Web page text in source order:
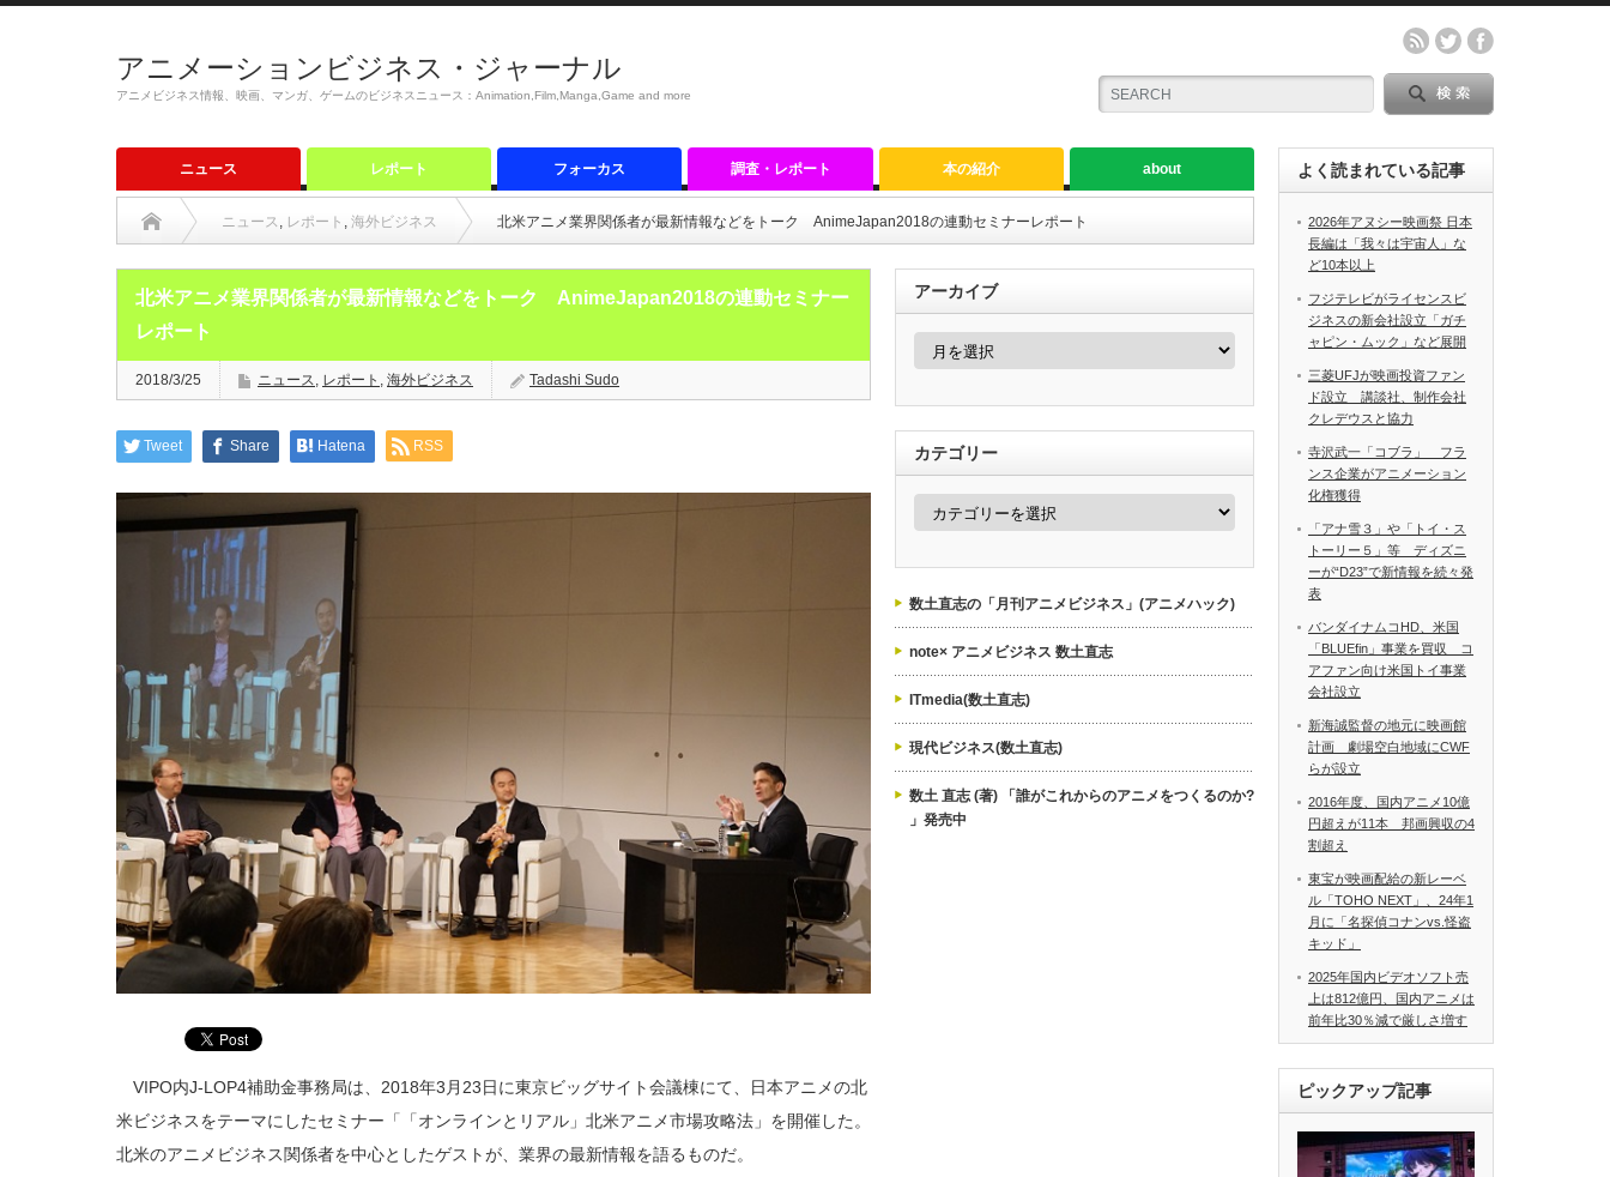
アニメーションビジネス・ジャーナル
アニメビジネス情報、映画、マンガ、ゲームのビジネスニュース：Animation,Film,Manga,Game and more
ニュース レポート フォーカス 調査・レポート 本の紹介 about
ニュース, レポート , 海外ビジネス 北米アニメ業界関係者が最新情報などをトーク AnimeJapan2018の連動セミナーレポート
北米アニメ業界関係者が最新情報などをトーク AnimeJapan2018の連動セミナー
レポート
2018/3/25 ニュース, レポート , 海外ビジネス Tadashi Sudo
Tweet Share Hatena RSS
VIPO内J-LOP4補助金事務局は、2018年3月23日に東京ビッグサイト会議棟にて、日本アニメの北
米ビジネスをテーマにしたセミナー「「オンラインとリアル」北米アニメ市場攻略法」を開催した。
北米のアニメビジネス関係者を中心としたゲストが、業界の最新情報を語るものだ。
アーカイブ
ア
ブ
カテゴリー
カ
ー
数土直志の「月刊アニメビジネス」(アニメハック)
note× アニメビジネス 数土直志
ITmedia(数土直志)
現代ビジネス(数土直志)
数土 直志 (著) 「誰がこれからのアニメをつくるのか?
」発売中
よく読まれている記事
2026年アヌシー映画祭 日本
長編は「我々は宇宙人」な
ど10本以上
フジテレビがライセンスビ
ジネスの新会社設立「ガチ
ャピン・ムック」など展開
三菱UFJが映画投資ファン
ド設立 講談社、制作会社
クレデウスと協力
寺沢武一「コブラ」 フラ
ンス企業がアニメーション
化権獲得
「アナ雪３」や「トイ・ス
トーリー５」等 ディズニ
ーが“D23”で新情報を続々発
表
バンダイナムコHD、米国
「BLUEfin」事業を買収 コ
アファン向け米国トイ事業
会社設立
新海誠監督の地元に映画館
計画 劇場空白地域にCWF
らが設立
2016年度、国内アニメ10億
円超えが11本 邦画興収の4
割超え
東宝が映画配給の新レーベ
ル「TOHO NEXT」、24年1
月に「名探偵コナンvs.怪盗
キッド」
2025年国内ビデオソフト売
上は812億円、国内アニメは
前年比30％減で厳しさ増す
ピックアップ記事